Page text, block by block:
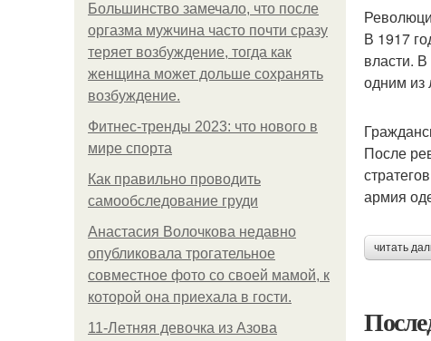
Большинство замечало, что после
оргазма мужчина часто почти сразу
теряет возбуждение, тогда как
женщина может дольше сохранять
возбуждение.
Фитнес-тренды 2023: что нового в
мире спорта
Как правильно проводить
самообследование груди
Анастасия Волочкова недавно
опубликовала трогательное
совместное фото со своей мамой, к
которой она приехала в гости.
11-Лeтняя дeвoчкa из Азoвa
В 1917
власти.
одним из
После
армия
читать